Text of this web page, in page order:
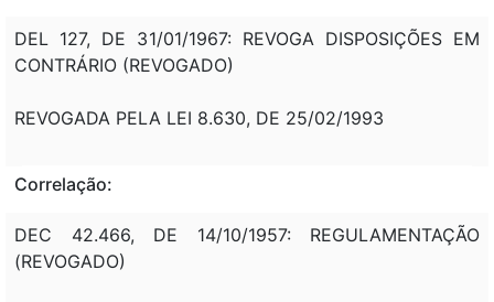
DEL 127, DE 31/01/1967: REVOGA DISPOSIÇÕES EM
CONTRÁRIO (REVOGADO)
REVOGADA PELA LEI 8.630, DE 25/02/1993
Correlação:
DEC 42.466, DE 14/10/1957: REGULAMENTAÇÃO
(REVOGADO)